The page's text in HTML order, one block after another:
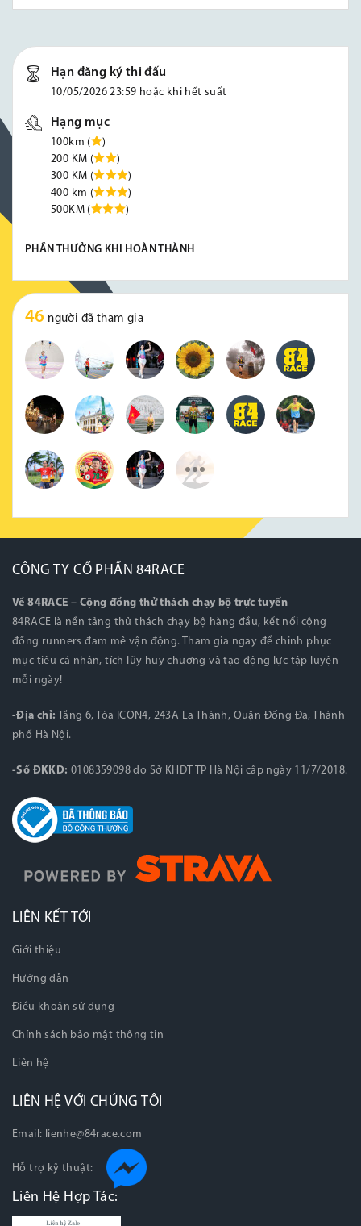
Hạn đăng ký thi đấu
10/05/2026 23:59 hoặc khi hết suất
Hạng mục
100km (
)
200 KM (
)
300 KM (
)
400 km (
)
500KM (
)
PHẦN THƯỞNG KHI HOÀN THÀNH
46 người đã tham gia
CÔNG TY CỔ PHẦN 84RACE
Về 84RACE – Cộng đồng thử thách chạy bộ trực tuyến
84RACE là nền tảng thử thách chạy bộ hàng đầu, kết nối cộng
đồng runners đam mê vận động. Tham gia ngay để chinh phục
mục tiêu cá nhân, tích lũy huy chương và tạo động lực tập luyện
mỗi ngày!
-Địa chỉ: Tầng 6, Tòa ICON4, 243A La Thành, Quận Đống Đa, Thành
phố Hà Nội.
-Số ĐKKD: 0108359098 do Sở KHĐT TP Hà Nội cấp ngày 11/7/2018.
LIÊN KẾT TỚI
Giới thiệu
Hướng dẫn
Điều khoản sử dụng
Chính sách bảo mật thông tin
Liên hệ
LIÊN HỆ VỚI CHÚNG TÔI
Email: lienhe@84race.com
Hỗ trợ kỹ thuật:
Liên Hệ Hợp Tác: